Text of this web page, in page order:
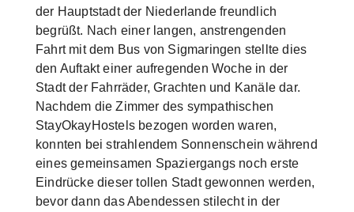
der Hauptstadt der Niederlande freundlich
begrüßt. Nach einer langen, anstrengenden
Fahrt mit dem Bus von Sigmaringen stellte dies
den Auftakt einer aufregenden Woche in der
Stadt der Fahrräder, Grachten und Kanäle dar.
Nachdem die Zimmer des sympathischen
StayOkayHostels bezogen worden waren,
konnten bei strahlendem Sonnenschein während
eines gemeinsamen Spaziergangs noch erste
Eindrücke dieser tollen Stadt gewonnen werden,
bevor dann das Abendessen stilecht in der